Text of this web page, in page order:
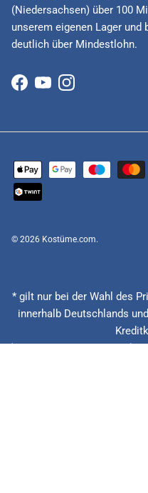
(Niedersachsen) über 100
unserem eigenen Lager
deutlich über Mindestlohn.
Facebook
YouTubeInstagram
© 2026 Kostüme.com.
* gilt nur bei der Wahl des
innerhalb Deutschlands